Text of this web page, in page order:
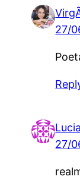
27/
27/